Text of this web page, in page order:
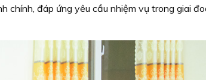
chính, đáp ứng yêu cầu nhiệm vụ trong giai